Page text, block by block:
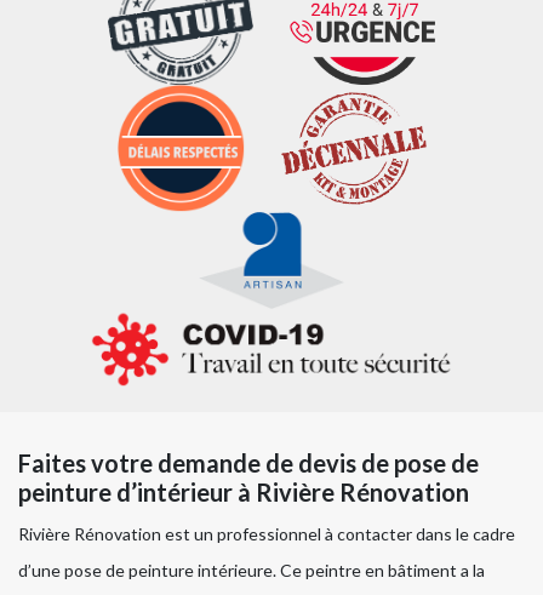
Faites votre demande de devis de pose de
peinture d’intérieur à Rivière Rénovation
Rivière Rénovation est un professionnel à contacter dans le cadre
d’une pose de peinture intérieure. Ce peintre en bâtiment a la